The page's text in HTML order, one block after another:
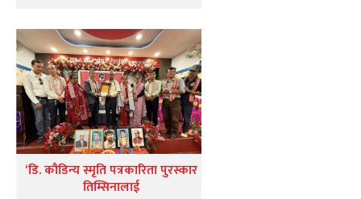
‘डि. कौडिन्य स्मृति पत्रकारिता पुरस्कार
तिम्सिनालाई